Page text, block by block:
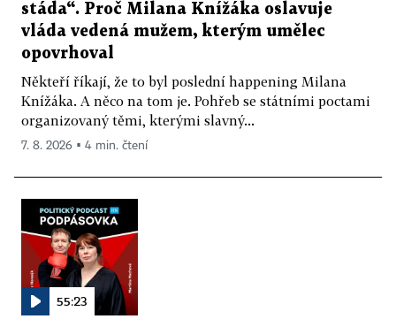
stáda“. Proč Milana Knížáka oslavuje
vláda vedená mužem, kterým umělec
opovrhoval
Někteří říkají, že to byl poslední happening Milana
Knížáka. A něco na tom je. Pohřeb se státními poctami
organizovaný těmi, kterými slavný...
7. 8. 2026 ▪ 4 min. čtení
55:23